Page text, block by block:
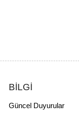
BİLGİ
Güncel Duyurular